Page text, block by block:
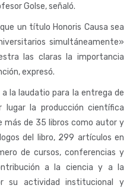
Golse, señaló.
un título Honoris Causa sea
simultáneamente»
las claras la importancia
expresó.
la laudatio para la entrega de
la producción científica
más de 35 libros como autor y
del libro, 299 artículos en
de cursos, conferencias y
a la ciencia y a la
su actividad institucional y